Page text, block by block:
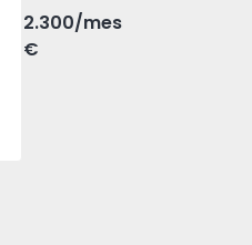
2.300
€
/mes